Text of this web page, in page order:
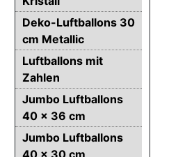
Deko-Luftballons 30
cm Metallic
Luftballons mit
Zahlen
Jumbo Luftballons
40 x 36 cm
Jumbo Luftballons
40 x 30 cm